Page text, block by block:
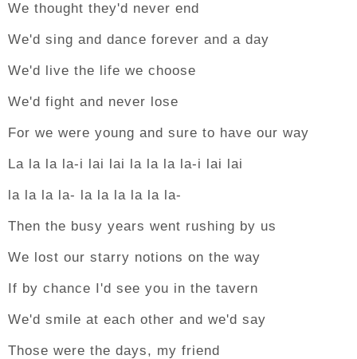
We thought they'd never end
We'd sing and dance forever and a day
We'd live the life we choose
We'd fight and never lose
For we were young and sure to have our way
La la la la-i lai lai la la la la-i lai lai
la la la la- la la la la la la-
Then the busy years went rushing by us
We lost our starry notions on the way
If by chance I'd see you in the tavern
We'd smile at each other and we'd say
Those were the days, my friend